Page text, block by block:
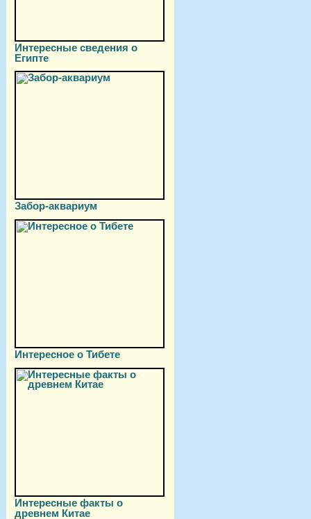
Интересные сведения о
Египте
Забор-аквариум
Интересное о Тибете
Интересные факты о
древнем Китае